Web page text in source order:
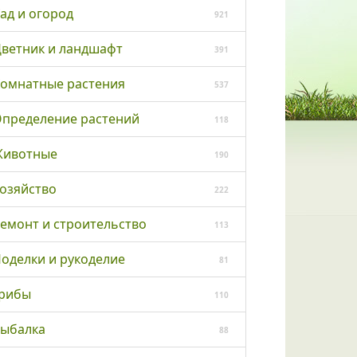
и огород 921
и ландшафт 391
растения 537
растений 118
190
222
и строительство 113
и рукоделие 81
110
88